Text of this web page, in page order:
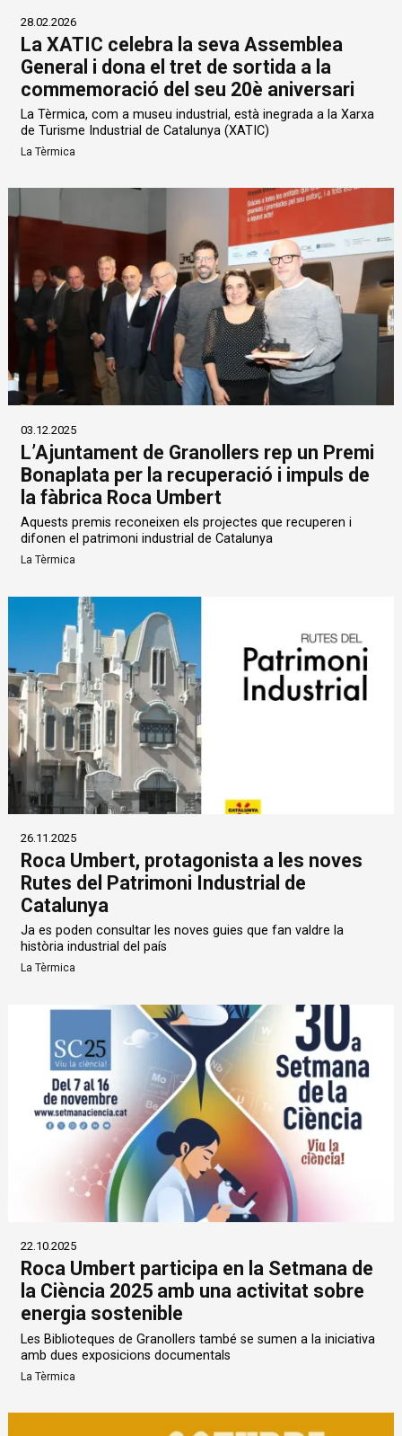
28.02.2026
La XATIC celebra la seva Assemblea
General i dona el tret de sortida a la
commemoració del seu 20è aniversari
La Tèrmica, com a museu industrial, està inegrada a la Xarxa
de Turisme Industrial de Catalunya (XATIC)
La Tèrmica
03.12.2025
L’Ajuntament de Granollers rep un Premi
Bonaplata per la recuperació i impuls de
la fàbrica Roca Umbert
Aquests premis reconeixen els projectes que recuperen i
difonen el patrimoni industrial de Catalunya
La Tèrmica
26.11.2025
Roca Umbert, protagonista a les noves
Rutes del Patrimoni Industrial de
Catalunya
Ja es poden consultar les noves guies que fan valdre la
història industrial del país
La Tèrmica
22.10.2025
Roca Umbert participa en la Setmana de
la Ciència 2025 amb una activitat sobre
energia sostenible
Les Biblioteques de Granollers també se sumen a la iniciativa
amb dues exposicions documentals
La Tèrmica